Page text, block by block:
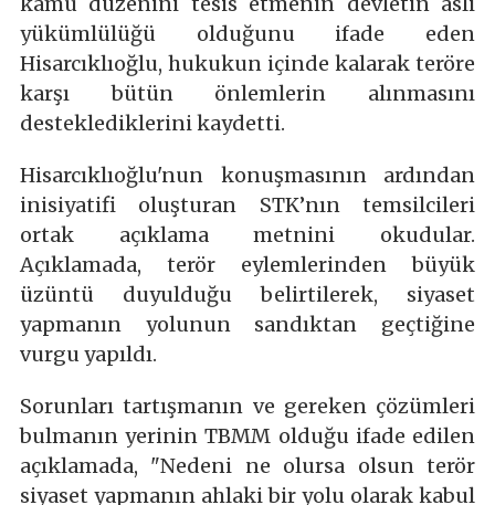
yükümlülüğü olduğunu ifade eden
Hisarcıklıoğlu, hukukun içinde kalarak teröre
karşı bütün önlemlerin alınmasını
desteklediklerini kaydetti.
Hisarcıklıoğlu'nun konuşmasının ardından
inisiyatifi oluşturan STK’nın temsilcileri
ortak açıklama metnini okudular.
Açıklamada, terör eylemlerinden büyük
üzüntü duyulduğu belirtilerek, siyaset
yapmanın yolunun sandıktan geçtiğine
vurgu yapıldı.
Sorunları tartışmanın ve gereken çözümleri
bulmanın yerinin TBMM olduğu ifade edilen
açıklamada, "Nedeni ne olursa olsun terör
siyaset yapmanın ahlaki bir yolu olarak kabul